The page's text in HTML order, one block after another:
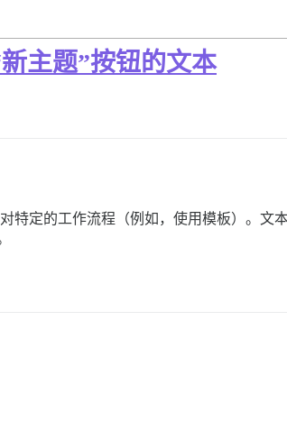
主题”按钮的文本
特定的工作流程（例如，使用模板）。文